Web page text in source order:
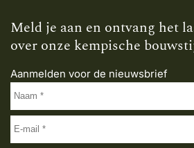
Meld je aan en ontvang het
over onze kempische
Aanmelden voor de nieuwsbrief